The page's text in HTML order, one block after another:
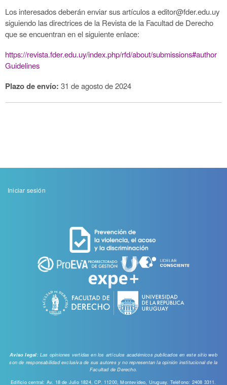
Los interesados deberán enviar sus artículos a editor@fder.edu.uy
siguiendo las directrices de la Revista de la Facultad de Derecho
que se encuentran en el siguiente enlace:
https://revista.fder.edu.uy/index.php/rfd/about/submissions#author
Guidelines
Plazo de envío: 31 de agosto de 2024
Menu
Iniciar sesión
Aviso legal: Las opiniones vertidas en los artículos académicos publicados en este sitio web
son de responsabilidad exclusiva de sus autores y no representan la opinión institucional de la
Facultad de Derecho.
Edificio central: Av. 18 de Julio 1824, CP. 11200, Montevideo, Uruguay. Teléfono: 2408 3311.